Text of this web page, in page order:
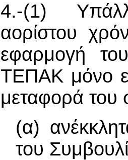
4.-(1)
αορίστου
εφαρμογή
ΤΕΠΑΚ μόνο
μεταφορά του
(α)
του